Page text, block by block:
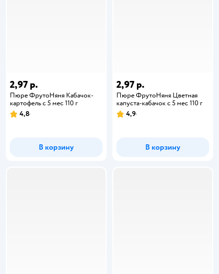
2,97 р.
Пюре ФрутоНяня Кабачок-
картофель с 5 мес 110 г
4,8
В корзину
2,97 р.
Пюре ФрутоНяня Цветная
капуста-кабачок с 5 мес 110 г
4,9
В корзину